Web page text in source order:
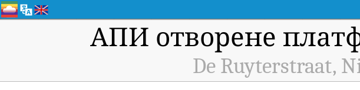
АПИ отворене
De Ruyterstraat,